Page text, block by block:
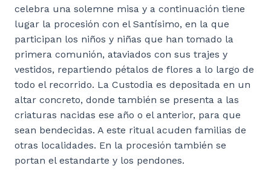
celebra una solemne misa y a continuación tiene
lugar la procesión con el Santísimo, en la que
participan los niños y niñas que han tomado la
primera comunión, ataviados con sus trajes y
vestidos, repartiendo pétalos de flores a lo largo de
todo el recorrido. La Custodia es depositada en un
altar concreto, donde también se presenta a las
criaturas nacidas ese año o el anterior, para que
sean bendecidas. A este ritual acuden familias de
otras localidades. En la procesión también se
portan el estandarte y los pendones.